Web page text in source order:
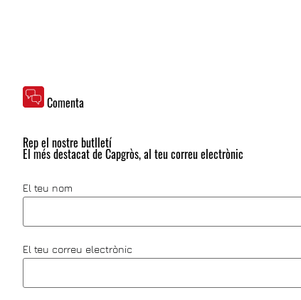
Comenta
Rep el nostre butlletí
El més destacat de Capgròs, al teu correu electrònic
El teu nom
El teu correu electrònic